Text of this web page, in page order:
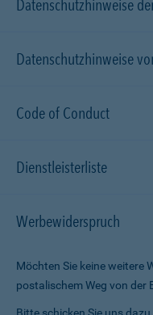
Datenschutzhinweise
Datenschutzhinweise
Code of Conduct
Dienstleisterliste
Werbewiderspruch
Möchten Sie keine weitere
postalischem Weg von der